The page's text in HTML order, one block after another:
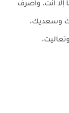
إلا أنت، واصرف
وسعديك،